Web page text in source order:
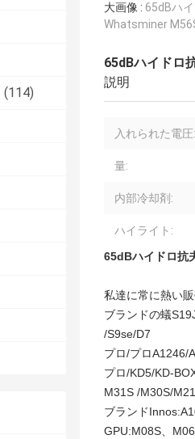
(114)
大画像 : 65dBハ
Whatsminer
65dBハイドロ
説明
入れられた電圧:
量:
内部冷却剤:
ハイライト:
65dBハイドロ抗
私達に常に熱い
ブランドの蟻
/S9se/D7
プロ/プロA1246/
プロ/KD5/KD-
M31S /M30S/
ブランド
GPU:M08S、